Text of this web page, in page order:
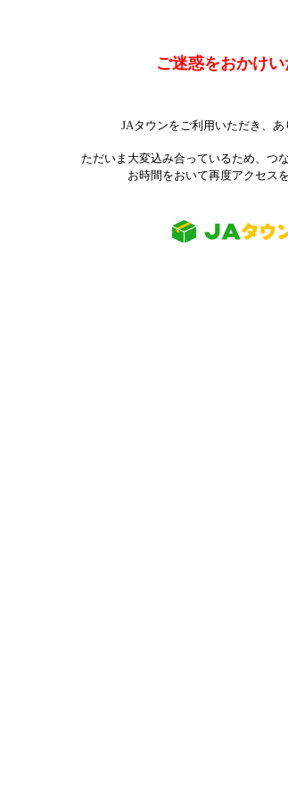
ご迷惑をおかけい
JAタウンをご利用いただき、あ
ただいま大変込み合っているため、つ
お時間をおいて再度アクセス